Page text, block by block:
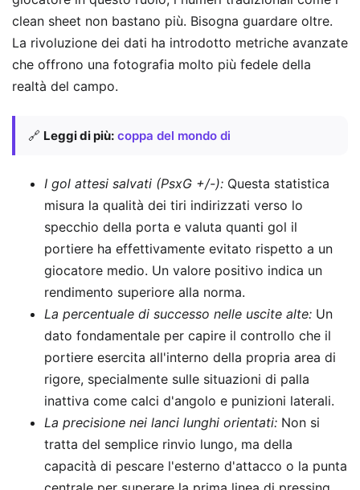
clean sheet non bastano più. Bisogna guardare oltre.
La rivoluzione dei dati ha introdotto metriche avanzate
che offrono una fotografia molto più fedele della
realtà del campo.
🔗 Leggi di più: coppa del mondo di
I gol attesi salvati (PsxG +/-): Questa statistica
misura la qualità dei tiri indirizzati verso lo
specchio della porta e valuta quanti gol il
portiere ha effettivamente evitato rispetto a un
giocatore medio. Un valore positivo indica un
rendimento superiore alla norma.
La percentuale di successo nelle uscite alte: Un
dato fondamentale per capire il controllo che il
portiere esercita all'interno della propria area di
rigore, specialmente sulle situazioni di palla
inattiva come calci d'angolo e punizioni laterali.
La precisione nei lanci lunghi orientati: Non si
tratta del semplice rinvio lungo, ma della
capacità di pescare l'esterno d'attacco o la punta